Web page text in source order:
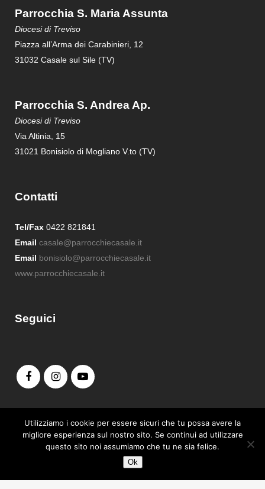
Parrocchia S. Maria Assunta
Diocesi di Treviso
Piazza all’Arma dei Carabinieri, 12
31032 Casale sul Sile (TV)
Parrocchia S. Andrea Ap.
Diocesi di Treviso
Via Altinia, 15
31021 Bonisiolo di Mogliano V.to (TV)
Contatti
Tel/Fax 0422 821841
Email casale@parrocchiecasale.it
Email bonisiolo@parrocchiecasale.it
www.parrocchiecasale.it
Seguici
Utilizziamo i cookie per essere sicuri che tu possa avere la
migliore esperienza sul nostro sito. Se continui ad utilizzare
questo sito noi assumiamo che tu ne sia felice.
Ok